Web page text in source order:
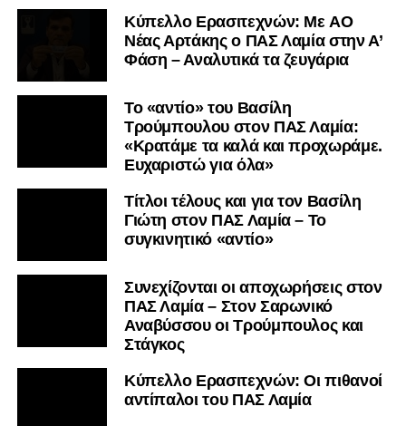
Kύπελλο Ερασιτεχνών: Με AO
Nέας Αρτάκης ο ΠΑΣ Λαμία στην Α’
Φάση – Αναλυτικά τα ζευγάρια
Το «αντίο» του Βασίλη
Τρούμπουλου στον ΠΑΣ Λαμία:
«Κρατάμε τα καλά και προχωράμε.
Ευχαριστώ για όλα»
Τίτλοι τέλους και για τον Βασίλη
Γιώτη στον ΠΑΣ Λαμία – Το
συγκινητικό «αντίο»
Συνεχίζονται οι αποχωρήσεις στον
ΠΑΣ Λαμία – Στον Σαρωνικό
Αναβύσσου οι Τρούμπουλος και
Στάγκος
Κύπελλο Ερασιτεχνών: Οι πιθανοί
αντίπαλοι του ΠΑΣ Λαμία